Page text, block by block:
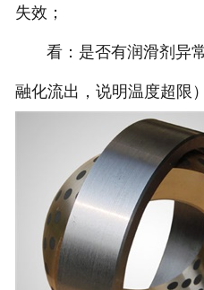
失效；
看：是否有润滑剂异常
融化流出，说明温度超限